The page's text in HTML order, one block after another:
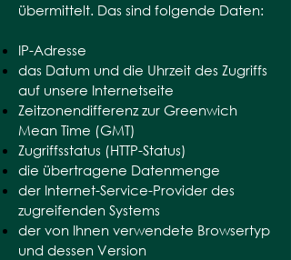
übermittelt. Das sind folgende Daten:
IP-Adresse
das Datum und die Uhrzeit des Zugriffs
auf unsere Internetseite
Zeitzonendifferenz zur Greenwich
Mean Time (GMT)
Zugriffsstatus (HTTP-Status)
die übertragene Datenmenge
der Internet-Service-Provider des
zugreifenden Systems
der von Ihnen verwendete Browsertyp
und dessen Version